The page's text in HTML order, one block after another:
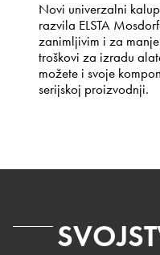
Novi univerzalni
razvila ELSTA
zanimljivim i za
troškovi za izradu
možete i svoje
serijskoj proizvodnji.